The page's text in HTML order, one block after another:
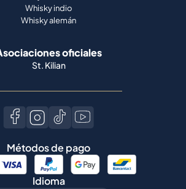
St. Kilian
Idioma